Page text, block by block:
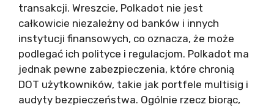
transakcji. Wreszcie, Polkadot nie jest
całkowicie niezależny od banków i innych
instytucji finansowych, co oznacza, że może
podlegać ich polityce i regulacjom. Polkadot ma
jednak pewne zabezpieczenia, które chronią
DOT użytkowników, takie jak portfele multisig i
audyty bezpieczeństwa. Ogólnie rzecz biorąc,